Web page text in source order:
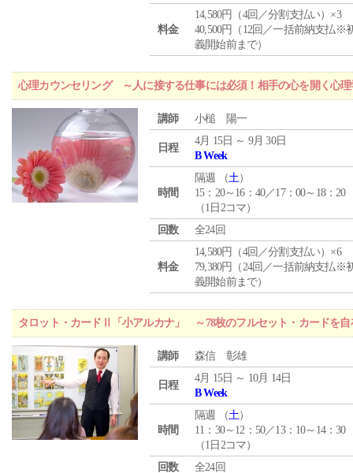
料金
14,580円（4回／分割支払い）×3
40,500円（12回／一括前納支払※
義開始前まで）
心理カウンセリング ～人に接する仕事には必須！相手の心を開く心理
講師 小槌 陽一
日程
4月 15日 ～ 9月 30日
B Week
時間
隔週 （土）
15：20～16：40／17：00～18：20
（1日2コマ）
回数
全24回
料金
14,580円（4回／分割支払い）×6
79,380円（24回／一括前納支払※
義開始前まで）
タロット・カードⅡ「小アルカナ」 ～78枚のフルセット・カードを自
講師 森信 彰雄
日程
4月 15日 ～ 10月 14日
B Week
時間
隔週 （土）
11：30～12：50／13：10～14：30
（1日2コマ）
回数
全24回